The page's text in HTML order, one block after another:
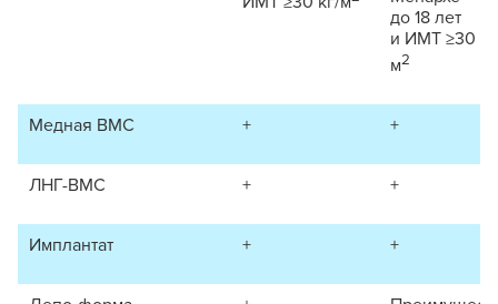
до 18 лет
и ИМТ ≥30
м2
Медная ВМС + +
ЛНГ-ВМС + +
Имплантат + +